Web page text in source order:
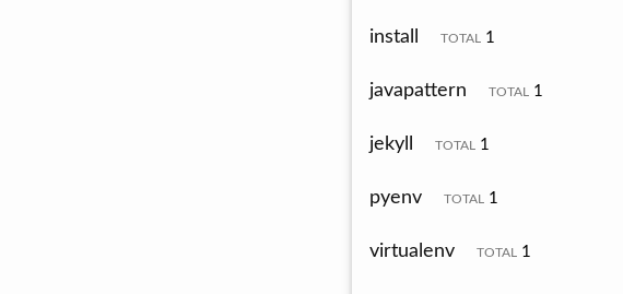
install TOTAL 1
javapattern TOTAL 1
jekyll TOTAL 1
pyenv TOTAL 1
virtualenv TOTAL 1